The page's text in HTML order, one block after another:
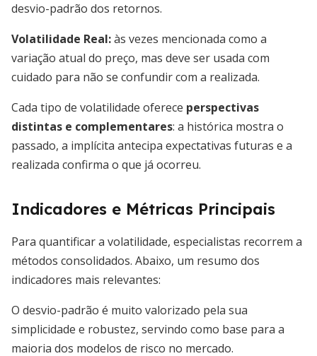
desvio-padrão dos retornos.
Volatilidade Real:às vezes mencionada como a
variação atual do preço, mas deve ser usada com
cuidado para não se confundir com a realizada.
Cada tipo de volatilidade oferece perspectivas
distintas e complementares: a histórica mostra o
passado, a implícita antecipa expectativas futuras e a
realizada confirma o que já ocorreu.
Indicadores e Métricas Principais
Para quantificar a volatilidade, especialistas recorrem a
métodos consolidados. Abaixo, um resumo dos
indicadores mais relevantes:
O desvio-padrão é muito valorizado pela sua
simplicidade e robustez, servindo como base para a
maioria dos modelos de risco no mercado.